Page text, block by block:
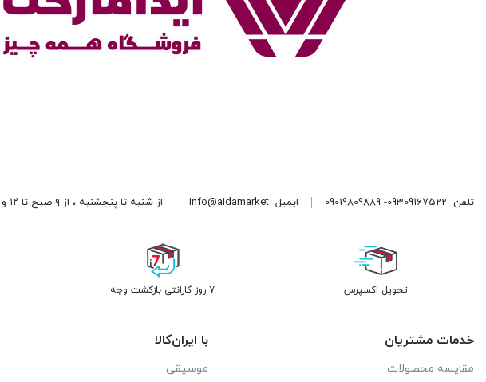
تلفن 09309167522- 09019809889 ایمیل info@aidamarket از شنبه تا پنجشنبه ، از ۹ صبح تا ۱۲ و نیم و عصر از ۵ تا ۸ شب پاسخگوی شما هستیم
تحویل اکسپرس 7 روز گارانتی بازگشت وجه
خدمات مشتریان
مقایسه محصولات
با ایران‌کالا
موسیقی